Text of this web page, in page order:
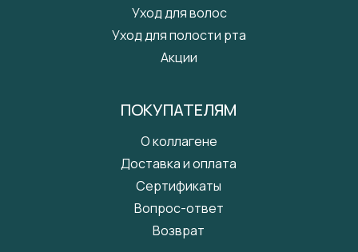
Уход для волос
Уход для полости рта
Акции
ПОКУПАТЕЛЯМ
О коллагене
Доставка и оплата
Сертификаты
Вопрос-ответ
Возврат